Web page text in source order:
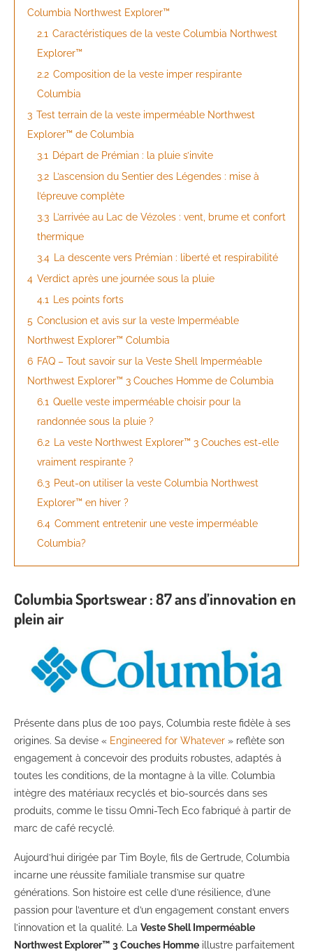
Columbia Northwest Explorer™
2.1 Caractéristiques de la veste Columbia Northwest
Explorer™
2.2 Composition de la veste imper respirante
Columbia
3 Test terrain de la veste imperméable Northwest
Explorer™ de Columbia
3.1 Départ de Prémian : la pluie s’invite
3.2 L’ascension du Sentier des Légendes : mise à
l’épreuve complète
3.3 L’arrivée au Lac de Vézoles : vent, brume et confort
thermique
3.4 La descente vers Prémian : liberté et respirabilité
4 Verdict après une journée sous la pluie
4.1 Les points forts
5 Conclusion et avis sur la veste Imperméable
Northwest Explorer™ Columbia
6 FAQ – Tout savoir sur la Veste Shell Imperméable
Northwest Explorer™ 3 Couches Homme de Columbia
6.1 Quelle veste imperméable choisir pour la
randonnée sous la pluie ?
6.2 La veste Northwest Explorer™ 3 Couches est-elle
vraiment respirante ?
6.3 Peut-on utiliser la veste Columbia Northwest
Explorer™ en hiver ?
6.4 Comment entretenir une veste imperméable
Columbia?
Columbia Sportswear : 87 ans d’innovation en
plein air
Présente dans plus de 100 pays, Columbia reste fidèle à ses
origines. Sa devise « Engineered for Whatever » reflète son
engagement à concevoir des produits robustes, adaptés à
toutes les conditions, de la montagne à la ville. Columbia
intègre des matériaux recyclés et bio-sourcés dans ses
produits, comme le tissu Omni-Tech Eco fabriqué à partir de
marc de café recyclé.
Aujourd’hui dirigée par Tim Boyle, fils de Gertrude, Columbia
incarne une réussite familiale transmise sur quatre
générations. Son histoire est celle d’une résilience, d’une
passion pour l’aventure et d’un engagement constant envers
l’innovation et la qualité. La Veste Shell Imperméable
Northwest Explorer™ 3 Couches Homme illustre parfaitement